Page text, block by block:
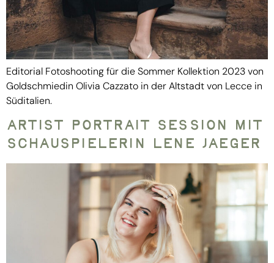
Editorial Fotoshooting für die Sommer Kollektion 2023 von
Goldschmiedin Olivia Cazzato in der Altstadt von Lecce in
Süditalien.
Artist Portrait Session mit
Schauspielerin Lene Jaeger